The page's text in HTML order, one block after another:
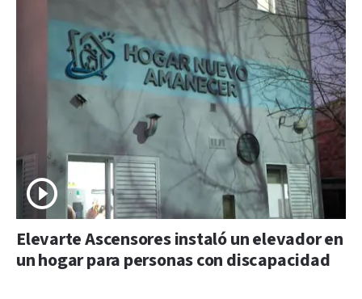
Elevarte Ascensores instaló un elevador en
un hogar para personas con discapacidad